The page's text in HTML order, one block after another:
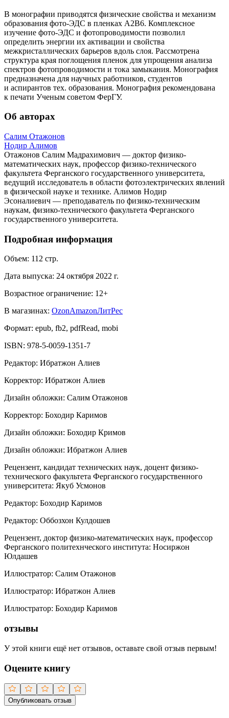
В монографии приводятся физические свойства и механизм
образования фото-ЭДС в пленках А2В6. Комплексное
изучение фото-ЭДС и фотопроводимости позволил
определить энергии их активации и свойства
межкристаллических барьеров вдоль слоя. Рассмотрена
структура края поглощения пленок для упрощения анализа
спектров фотопроводимости и тока замыкания. Монография
предназначена для научных работников, студентов
и аспирантов тех. образования. Монография рекомендована
к печати Ученым советом ФерГУ.
Об авторах
Салим Отажонов
Нодир Алимов
Отажонов Салим Мадрахимович — доктор физико-
математических наук, профессор физико-технического
факультета Ферганского государственного университета,
ведущий исследователь в области фотоэлектрических явлений
в физической науке и технике. Алимов Нодир
Эсоналиевич — преподаватель по физико-техническим
наукам, физико-технического факультета Ферганского
государственного университета.
Подробная информация
Объем: 112 стр.
Дата выпуска: 24 октября 2022 г.
Возрастное ограничение: 12+
В магазинах: OzonAmazonЛитРес
Формат: epub, fb2, pdfRead, mobi
ISBN: 978-5-0059-1351-7
Редактор: Ибратжон Алиев
Корректор: Ибратжон Алиев
Дизайн обложки: Салим Отажонов
Корректор: Боходир Каримов
Дизайн обложки: Боходир Кримов
Дизайн обложки: Ибратжон Алиев
Рецензент, кандидат технических наук, доцент физико-
технического факультета Ферганского государственного
университета: Якуб Усмонов
Редактор: Боходир Каримов
Редактор: Оббозхон Кулдошев
Рецензент, доктор физико-математических наук, профессор
Ферганского политехнческого института: Носиржон
Юлдашев
Иллюстратор: Салим Отажонов
Иллюстратор: Ибратжон Алиев
Иллюстратор: Боходир Каримов
отзывы
У этой книги ещё нет отзывов, оставьте свой отзыв первым!
Оцените книгу
Опубликовать отзыв